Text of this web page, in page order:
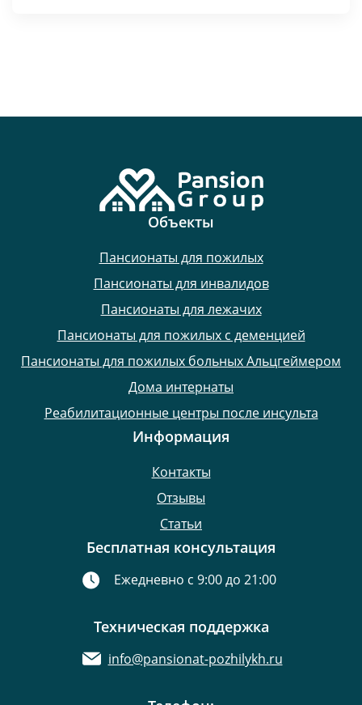
Объекты
Пансионаты для пожилых
Пансионаты для инвалидов
Пансионаты для лежачих
Пансионаты для пожилых с деменцией
Пансионаты для пожилых больных Альцгеймером
Дома интернаты
Реабилитационные центры после инсульта
Информация
Контакты
Отзывы
Статьи
Бесплатная консультация
Ежедневно с 9:00 до 21:00
Техническая поддержка
info@pansionat-pozhilykh.ru